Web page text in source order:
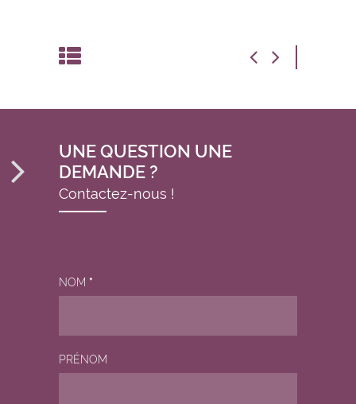
UNE QUESTION UNE
DEMANDE ?
Contactez-nous !
NOM *
PRÉNOM